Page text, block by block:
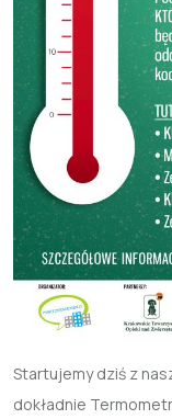
Startujemy dziś z
dokładnie